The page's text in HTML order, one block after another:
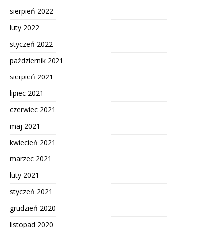
sierpień 2022
luty 2022
styczeń 2022
październik 2021
sierpień 2021
lipiec 2021
czerwiec 2021
maj 2021
kwiecień 2021
marzec 2021
luty 2021
styczeń 2021
grudzień 2020
listopad 2020